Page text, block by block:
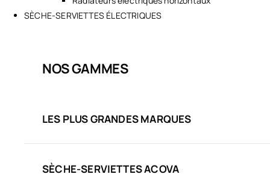
SÈCHE-SERVIETTES ÉLECTRIQUES
NOS GAMMES
LES PLUS GRANDES MARQUES
SÈCHE-SERVIETTES ACOVA